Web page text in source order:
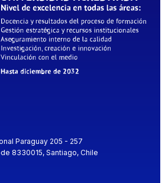
Paraguay 205 - 257
8330015, Santiago, Chile